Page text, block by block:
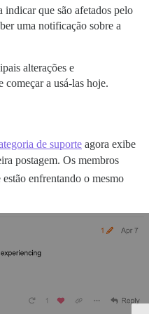
indicar que são afetados pelo
uma notificação sobre a
alterações e
a usá-las hoje.
de suporte agora exibe
postagem. Os membros
enfrentando o mesmo